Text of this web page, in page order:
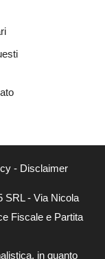
- Disclaimer
SRL - Via Nicola
Fiscale e Partita
in quanto